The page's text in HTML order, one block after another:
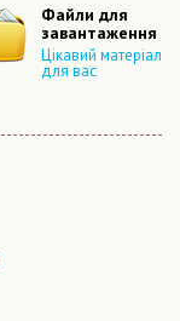
Файли для
завантаження
Цікавий матеріал
для вас